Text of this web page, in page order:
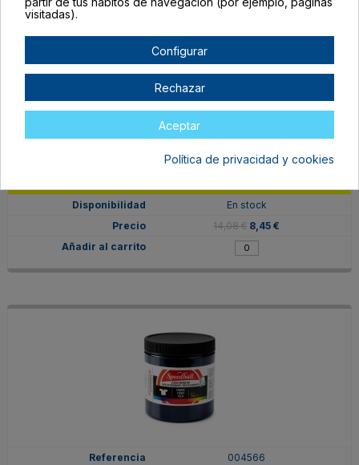
004565
En stock
14,08 € 8,45 €
004566
visitadas).
Configurar
Rechazar
Aceptar
Política de privacidad y cookies